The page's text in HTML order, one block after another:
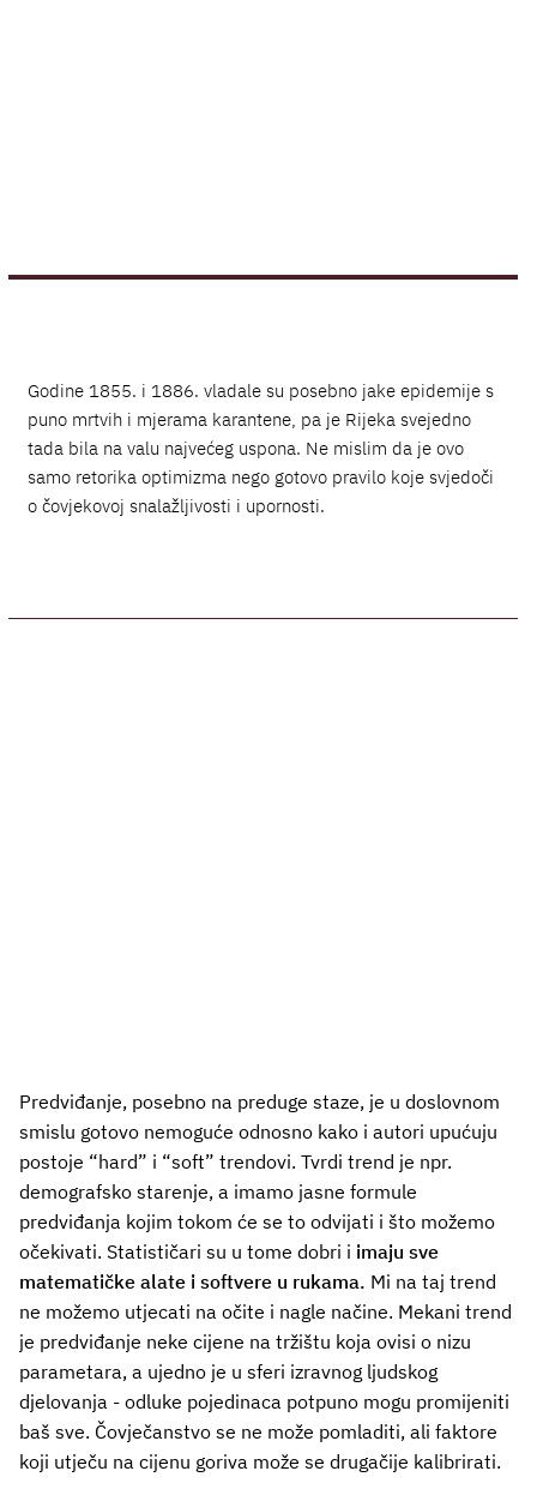
Godine 1855. i 1886. vladale su posebno jake epidemije s
puno mrtvih i mjerama karantene, pa je Rijeka svejedno
tada bila na valu najvećeg uspona. Ne mislim da je ovo
samo retorika optimizma nego gotovo pravilo koje svjedoči
o čovjekovoj snalažljivosti i upornosti.
Predviđanje, posebno na preduge staze, je u doslovnom
smislu gotovo nemoguće odnosno kako i autori upućuju
postoje “hard” i “soft” trendovi. Tvrdi trend je npr.
demografsko starenje, a imamo jasne formule
predviđanja kojim tokom će se to odvijati i što možemo
očekivati. Statističari su u tome dobri i imaju sve
matematičke alate i softvere u rukama. Mi na taj trend
ne možemo utjecati na očite i nagle načine. Mekani trend
je predviđanje neke cijene na tržištu koja ovisi o nizu
parametara, a ujedno je u sferi izravnog ljudskog
djelovanja - odluke pojedinaca potpuno mogu promijeniti
baš sve. Čovječanstvo se ne može pomladiti, ali faktore
koji utječu na cijenu goriva može se drugačije kalibrirati.